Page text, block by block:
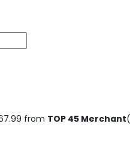
from TOP 45 Merchant